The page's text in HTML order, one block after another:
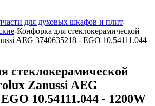
для духовых шкафов и плит-
-Конфорка для стеклокерамической
AEG 3740635218 - EGO 10.54111.044
стеклокерамической
Zanussi AEG
10.54111.044 - 1200W